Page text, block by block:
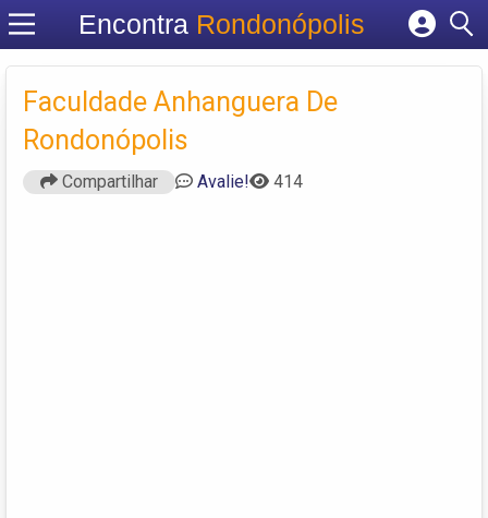
Encontra Rondonópolis
Cadastrar empresa
Criar conta
Faculdade Anhanguera De
Rondonópolis
Compartilhar Avalie! 414